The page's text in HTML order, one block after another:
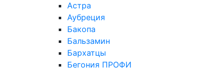
Астра
Аубреция
Бакопа
Бальзамин
Бархатцы
Бегония ПРОФИ